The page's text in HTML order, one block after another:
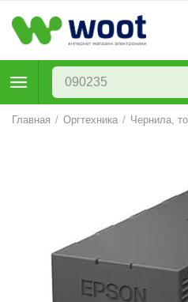
Главная / Оргтехника / Чернила,